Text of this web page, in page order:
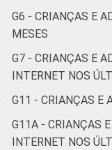
G6 - CRIANÇAS E
MESES
G7 - CRIANÇAS E
INTERNET NOS
G11 - CRIANÇAS E
G11A - CRIANÇAS
INTERNET NOS